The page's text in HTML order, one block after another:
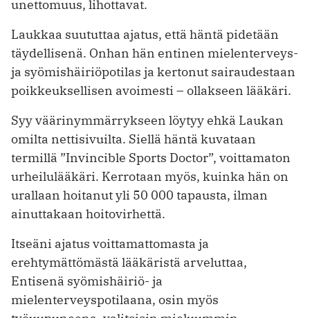
unettomuus, lihottavat.
Laukkaa suututtaa ajatus, että häntä pidetään
täydellisenä. Onhan hän entinen mielenterveys-
ja syömishäiriöpotilas ja kertonut sairaudestaan
poikkeuksellisen avoimesti – ollakseen lääkäri.
Syy väärinymmärrykseen löytyy ehkä Laukan
omilta nettisivuilta. Siellä häntä kuvataan
termillä ”Invincible Sports Doctor”, voittamaton
urheilulääkäri. Kerrotaan myös, kuinka hän on
urallaan hoitanut yli 50 000 tapausta, ilman
ainuttakaan hoitovirhettä.
Itseäni ajatus voittamattomasta ja
erehtymättömästä lääkäristä arveluttaa,
Entisenä syömishäiriö- ja
mielenterveyspotilaana, osin myös